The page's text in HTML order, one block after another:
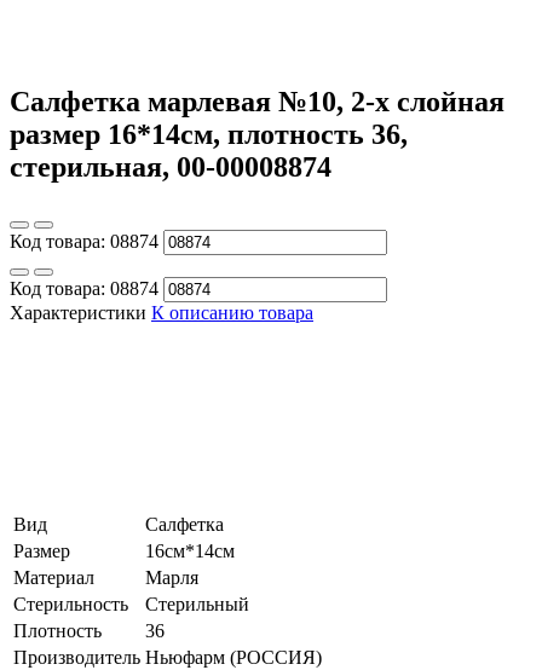
Салфетка марлевая №10, 2-х слойная
размер 16*14см, плотность 36,
стерильная, 00-00008874
Код товара: 08874
Код товара: 08874
Характеристики К описанию товара
Вид
Салфетка
Размер
16см*14см
Материал
Марля
Стерильность
Стерильный
Плотность
36
Производитель Ньюфарм (РОССИЯ)